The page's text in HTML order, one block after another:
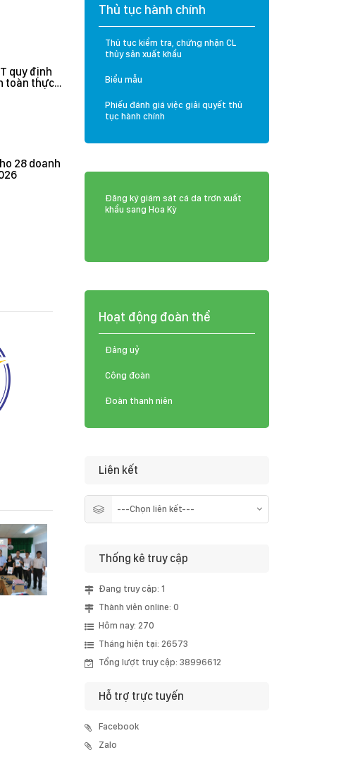
quy định
toàn thực
28 doanh
Thủ tục hành chính
Thủ tục kiểm tra, chứng nhận CL
thủy sản xuất khẩu
Biểu mẫu
Phiếu đánh giá việc giải quyết thủ
tục hành chính
Đăng ký giám sát cá da trơn xuất
khẩu sang Hoa Kỳ
Hoạt động đoàn thể
Đảng uỷ
Công đoàn
Đoàn thanh niên
Liên kết
Thống kê truy cập
Đang truy cập: 1
Thành viên online: 0
Hôm nay: 270
Tháng hiện tại: 26573
Tổng lượt truy cập: 38996612
Hỗ trợ trực tuyến
Facebook
Zalo